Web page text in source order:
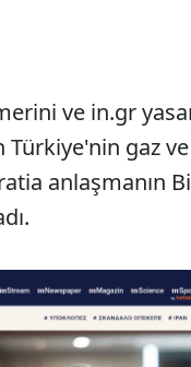
ve in.gr
Türkiye'nin gaz
anlaşmanın